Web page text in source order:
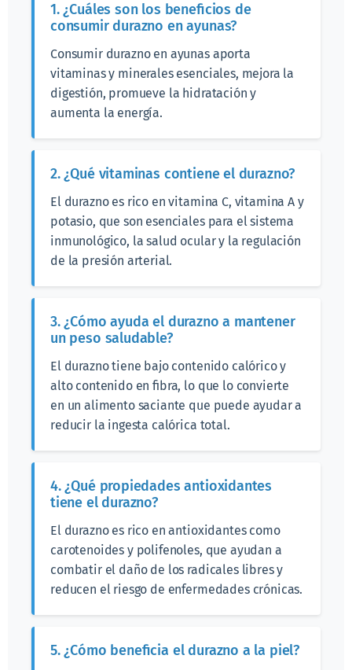
1. ¿Cuáles son los beneficios de
consumir durazno en ayunas?
Consumir durazno en ayunas aporta
vitaminas y minerales esenciales, mejora la
digestión, promueve la hidratación y
aumenta la energía.
2. ¿Qué vitaminas contiene el durazno?
El durazno es rico en vitamina C, vitamina A y
potasio, que son esenciales para el sistema
inmunológico, la salud ocular y la regulación
de la presión arterial.
3. ¿Cómo ayuda el durazno a mantener
un peso saludable?
El durazno tiene bajo contenido calórico y
alto contenido en fibra, lo que lo convierte
en un alimento saciante que puede ayudar a
reducir la ingesta calórica total.
4. ¿Qué propiedades antioxidantes
tiene el durazno?
El durazno es rico en antioxidantes como
carotenoides y polifenoles, que ayudan a
combatir el daño de los radicales libres y
reducen el riesgo de enfermedades crónicas.
5. ¿Cómo beneficia el durazno a la piel?